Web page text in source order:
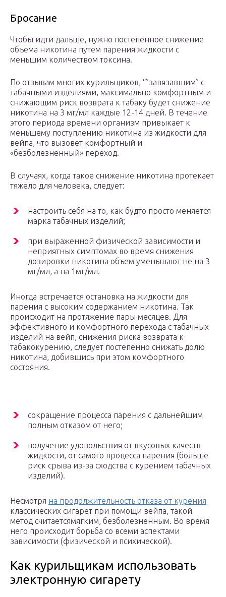
Бросание
Чтобы идти дальше, нужно постепенное снижение
объема никотина путем парения жидкости с
меньшим количеством токсина.
По отзывам многих курильщиков, “”завязавшим” с
табачными изделиями, максимально комфортным и
снижающим риск возврата к табаку будет снижение
никотина на 3 мг/мл каждые 12-14 дней. В течение
этого периода времени организм привыкает к
меньшему поступлению никотина из жидкости для
вейпа, что вызовет комфортный и
«безболезненный» переход.
В случаях, когда такое снижение никотина протекает
тяжело для человека, следует:
настроить себя на то, как будто просто меняется
марка табачных изделий;
при выраженной физической зависимости и
неприятных симптомах во время снижения
дозировки никотина объем уменьшают не на 3
мг/мл, а на 1мг/мл.
Иногда встречается остановка на жидкости для
парения с высоким содержанием никотина. Так
происходит на протяжение пары месяцев. Для
эффективного и комфортного перехода с табачных
изделий на вейп, снижения риска возврата к
табакокурению, следует постепенно снижать долю
никотина, добившись при этом комфортного
состояния.
сокращение процесса парения с дальнейшим
полным отказом от него;
получение удовольствия от вкусовых качеств
жидкости, от самого процесса парения (больше
риск срыва из-за сходства с курением табачных
изделий).
Несмотря на продолжительность отказа от курения
классических сигарет при помощи вейпа, такой
метод считаетсямягким, безболезненным. Во время
него происходит борьба со всеми аспектами
зависимости (физической и психической).
Как курильщикам использовать
электронную сигарету